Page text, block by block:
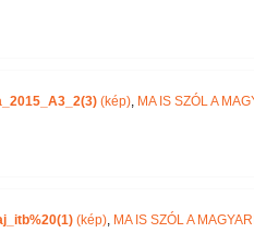
(kép), MA IS SZÓL A
(kép), MA IS SZÓL A